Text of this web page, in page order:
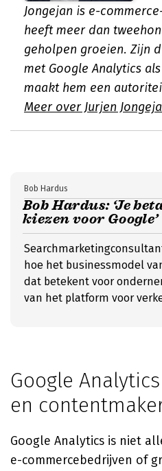
Jongejan is e-
heeft meer dan
geholpen groeien. Zijn
met Google Analytics
maakt hem een
Meer over Jurjen
Bob Hardus: ‘Je
kiezen voor Google’
Bob Hardus
hoe het businessmodel
dat betekent voor
van het platform voor
Google
en
Google Analytics is niet
e-commercebedrijven of